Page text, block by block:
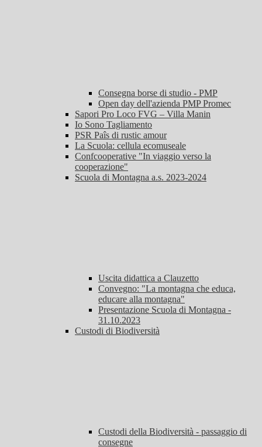
Consegna borse di studio - PMP
Open day dell'azienda PMP Promec
Sapori Pro Loco FVG – Villa Manin
Io Sono Tagliamento
PSR Paîs di rustic amour
La Scuola: cellula ecomuseale
Confcooperative "In viaggio verso la
cooperazione"
Scuola di Montagna a.s. 2023-2024
Uscita didattica a Clauzetto
Convegno: "La montagna che educa,
educare alla montagna"
Presentazione Scuola di Montagna -
31.10.2023
Custodi di Biodiversità
Custodi della Biodiversità - passaggio di
consegne